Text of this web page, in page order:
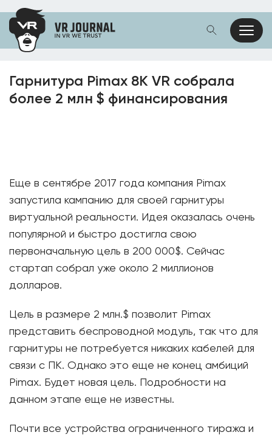
Гарнитура Pimax 8K VR собрала
более 2 млн $ финансирования
Еще в сентябре 2017 года компания Pimax
запустила кампанию для своей гарнитуры
виртуальной реальности. Идея оказалась очень
популярной и быстро достигла свою
первоначальную цель в 200 000$. Сейчас
стартап собрал уже около 2 миллионов
долларов.
Цель в размере 2 млн.$ позволит Pimax
представить беспроводной модуль, так что для
гарнитуры не потребуется никаких кабелей для
связи с ПК. Однако это еще не конец амбиций
Pimax. Будет новая цель. Подробности на
данном этапе еще не известны.
Почти все устройства ограниченного тиража и